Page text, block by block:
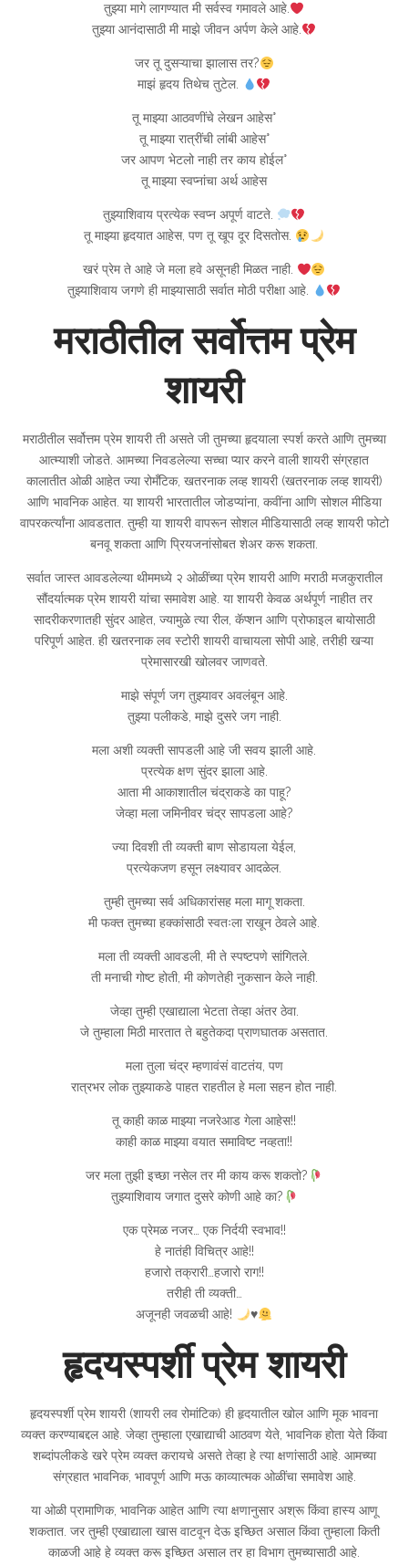
तुझ्या मागे लागण्यात मी सर्वस्व गमावले आहे.
तुझ्या आनंदासाठी मी माझे जीवन अर्पण केले आहे.
जर तू दुसऱ्याचा झालास तर?
माझं हृदय तिथेच तुटेल.
तू माझ्या आठवणींचे लेखन आहेस°
तू माझ्या रात्रींची लांबी आहेस°
जर आपण भेटलो नाही तर काय होईल°
तू माझ्या स्वप्नांचा अर्थ आहेस
तुझ्याशिवाय प्रत्येक स्वप्न अपूर्ण वाटते.
तू माझ्या हृदयात आहेस, पण तू खूप दूर दिसतोस.
खरं प्रेम ते आहे जे मला हवे असूनही मिळत नाही.
तुझ्याशिवाय जगणे ही माझ्यासाठी सर्वात मोठी परीक्षा आहे.
मराठीतील सर्वोत्तम प्रेम
शायरी
मराठीतील सर्वोत्तम प्रेम शायरी ती असते जी तुमच्या हृदयाला स्पर्श करते आणि तुमच्या
आत्म्याशी जोडते. आमच्या निवडलेल्या सच्चा प्यार करने वाली शायरी संग्रहात
कालातीत ओळी आहेत ज्या रोमँटिक, खतरनाक लव्ह शायरी (खतरनाक लव्ह शायरी)
आणि भावनिक आहेत. या शायरी भारतातील जोडप्यांना, कवींना आणि सोशल मीडिया
वापरकर्त्यांना आवडतात. तुम्ही या शायरी वापरून सोशल मीडियासाठी लव्ह शायरी फोटो
बनवू शकता आणि प्रियजनांसोबत शेअर करू शकता.
सर्वात जास्त आवडलेल्या थीममध्ये २ ओळींच्या प्रेम शायरी आणि मराठी मजकुरातील
सौंदर्यात्मक प्रेम शायरी यांचा समावेश आहे. या शायरी केवळ अर्थपूर्ण नाहीत तर
सादरीकरणातही सुंदर आहेत, ज्यामुळे त्या रील, कॅप्शन आणि प्रोफाइल बायोसाठी
परिपूर्ण आहेत. ही खतरनाक लव स्टोरी शायरी वाचायला सोपी आहे, तरीही खऱ्या
प्रेमासारखी खोलवर जाणवते.
माझे संपूर्ण जग तुझ्यावर अवलंबून आहे.
तुझ्या पलीकडे, माझे दुसरे जग नाही.
मला अशी व्यक्ती सापडली आहे जी सवय झाली आहे.
प्रत्येक क्षण सुंदर झाला आहे.
आता मी आकाशातील चंद्राकडे का पाहू?
जेव्हा मला जमिनीवर चंद्र सापडला आहे?
ज्या दिवशी ती व्यक्ती बाण सोडायला येईल,
प्रत्येकजण हसून लक्ष्यावर आदळेल.
तुम्ही तुमच्या सर्व अधिकारांसह मला मागू शकता.
मी फक्त तुमच्या हक्कांसाठी स्वतःला राखून ठेवले आहे.
मला ती व्यक्ती आवडली, मी ते स्पष्टपणे सांगितले.
ती मनाची गोष्ट होती, मी कोणतेही नुकसान केले नाही.
जेव्हा तुम्ही एखाद्याला भेटता तेव्हा अंतर ठेवा.
जे तुम्हाला मिठी मारतात ते बहुतेकदा प्राणघातक असतात.
मला तुला चंद्र म्हणावंसं वाटतंय, पण
रात्रभर लोक तुझ्याकडे पाहत राहतील हे मला सहन होत नाही.
तू काही काळ माझ्या नजरेआड गेला आहेस!!
काही काळ माझ्या वयात समाविष्ट नव्हता!!
जर मला तुझी इच्छा नसेल तर मी काय करू शकतो?
तुझ्याशिवाय जगात दुसरे कोणी आहे का?
एक प्रेमळ नजर… एक निर्दयी स्वभाव!!
हे नातंही विचित्र आहे!!
हजारो तक्रारी…हजारो राग!!
तरीही ती व्यक्ती…
अजूनही जवळची आहे!
♥
हृदयस्पर्शी प्रेम शायरी
हृदयस्पर्शी प्रेम शायरी (शायरी लव रोमांटिक) ही हृदयातील खोल आणि मूक भावना
व्यक्त करण्याबद्दल आहे. जेव्हा तुम्हाला एखाद्याची आठवण येते, भावनिक होता येते किंवा
शब्दांपलीकडे खरे प्रेम व्यक्त करायचे असते तेव्हा हे त्या क्षणांसाठी आहे. आमच्या
संग्रहात भावनिक, भावपूर्ण आणि मऊ काव्यात्मक ओळींचा समावेश आहे.
या ओळी प्रामाणिक, भावनिक आहेत आणि त्या क्षणानुसार अश्रू किंवा हास्य आणू
शकतात. जर तुम्ही एखाद्याला खास वाटवून देऊ इच्छित असाल किंवा तुम्हाला किती
काळजी आहे हे व्यक्त करू इच्छित असाल तर हा विभाग तुमच्यासाठी आहे.